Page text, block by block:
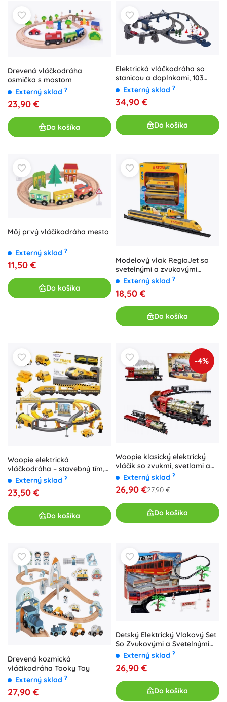
Drevená vláčkodráha
osmička s mostom
Externý sklad ?
23,90 €
Do košíka
Elektrická vláčkodráha so
stanicou a doplnkami, 103
dielov
Externý sklad ?
34,90 €
Do košíka
Môj prvý vláčikodráha mesto
Externý sklad ?
11,50 €
Do košíka
Modelový vlak RegioJet so
svetelnými a zvukovými
efektmi
Externý sklad ?
18,50 €
Do košíka
Woopie elektrická
vláčkodráha – stavebný tím,
92 dielov
Externý sklad ?
23,50 €
Do košíka
-4%
Woopie klasický elektrický
vláčik so zvukmi, svetlami a
dymom – sada 29 dielov
Externý sklad ?
26,90 €27,90 €
Do košíka
Drevená kozmická
vláčikodráha Tooky Toy
Externý sklad ?
27,90 €
Detský Elektrický Vlakový Set
So Zvukovými a Svetelnými
Efektami
Externý sklad ?
26,90 €
Do košíka